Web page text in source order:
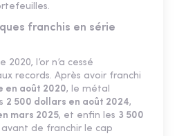
franchis en série
l’or n’a cessé
records. Après avoir franchi
en août 2020, le métal
2 500 dollars en août 2024,
mars 2025, et enfin les 3 500
avant de franchir le cap